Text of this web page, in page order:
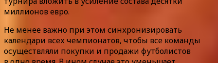
миллионов евро.
Не менее важно при этом синхронизировать
календари всех чемпионатов, чтобы все команды
осуществляли покупки и продажи футболистов